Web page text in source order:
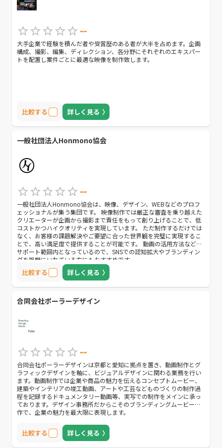
--
大手企業で経験を積んだ者や受賞歴のある者が大半を占めます。企画
構成、撮影、編集、ディレクション、各分野にそれぞれのエキスパー
トを配置し案件ごとに最適な映像を制作致します。
比較する 詳しく見る
一般社団法人Honmono協会
--
一般社団法人Honmono協会は、映像、デザイン、WEBなどのプロフ
ェッショナルが集う集団です。 映像制作では厳正な審査を乗り越えた
クリエーターが企画から撮影まで責任をもって創り上げることで、低
コストかつハイクオリティを実現しています。 ただ制作するだけでは
なく、お客様の課題解決やご要望に合った世界観を完璧に実現するこ
とで、高い満足度で提供することが可能です。 動画の活用方法なども
サポート範囲内となっているので、SNSでの認知拡大やブランディン
グを視野にいれている方にもおすすめです。
比較する 詳しく見る
合同会社ポーラーデザイン
--
合同会社ポーラーデザインは京都と愛知に拠点を置き、動画制作とグ
ラフィックデザインを軸に、ビジュアルデザインに関わる業務を行い
ます。動画制作では企業や商品の魅力を伝えるコンセプトムービー、
建築やインテリアの竣工動画、アートや工芸などものづくりの制作過
程を記録するドキュメンタリー動画等、実写での制作をメインに承っ
ております。デザイン事務所だからこそのブランディングムービー制
作で、企業の魅力を最大限に表現します。
比較する 詳しく見る